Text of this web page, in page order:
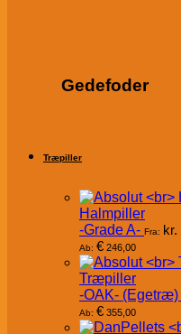
Gedefoder
Træpiller
Halmpiller
-Grade A- Fra: kr.
Ab: € 246,00
Træpiller
-OAK- (Egetræ)
Ab: € 355,00